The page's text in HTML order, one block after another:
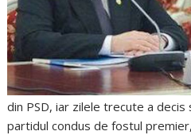
din PSD, iar zilele trecute a decis
partidul condus de fostul